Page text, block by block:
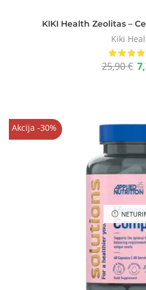
KIKI Health Zeolitas –
Kiki
25,90€
Akcija -30%